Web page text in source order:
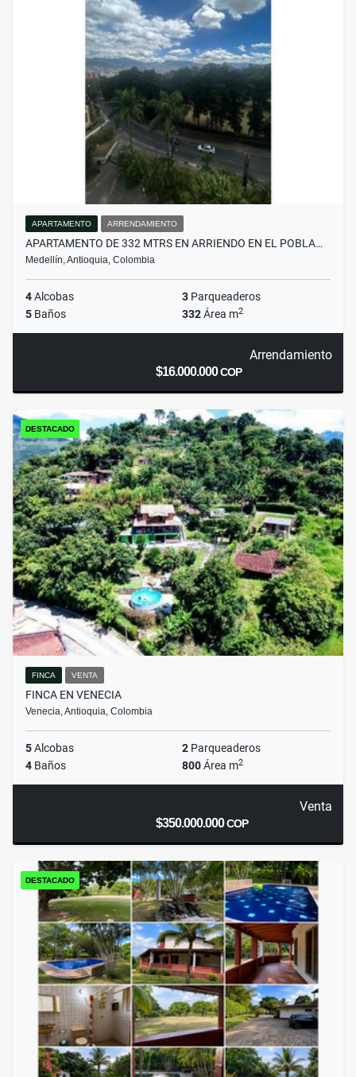
APARTAMENTO ARRENDAMIENTO
APARTAMENTO DE 332 MTRS EN ARRIENDO EN EL POBLA…
Medellín, Antioquia, Colombia
4Alcobas 3 Parqueaderos
5 Baños 332Área m2
Arrendamiento
$16.000.000COP
DESTACADO
FINCA VENTA
FINCA EN VENECIA
Venecia, Antioquia, Colombia
5Alcobas 2 Parqueaderos
4 Baños 800Área m2
Venta
$350.000.000COP
DESTACADO